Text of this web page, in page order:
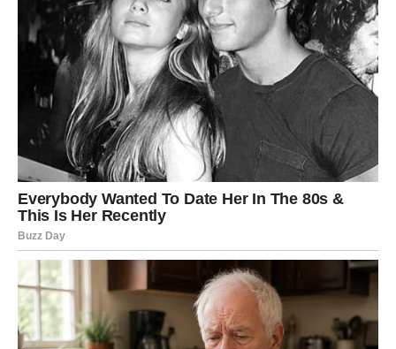
skoro izgubili nadu
Mnogi Blizanci će tokom narednog perioda ostati
iznenađeni koliko brzo bi se stvari mogle promijeniti
nabolje. Ono što vam dolazi moglo bi vam vratiti vjeru u
sreću i pokazati da ništa kroz šta ste prolazili nije bilo
uzalud.
Sudbina vam sada vraća osmijeh, mir i prilike koje ste
dugo čekali.
Ovo je početak mnogo bogatijeg i
srećnijeg života